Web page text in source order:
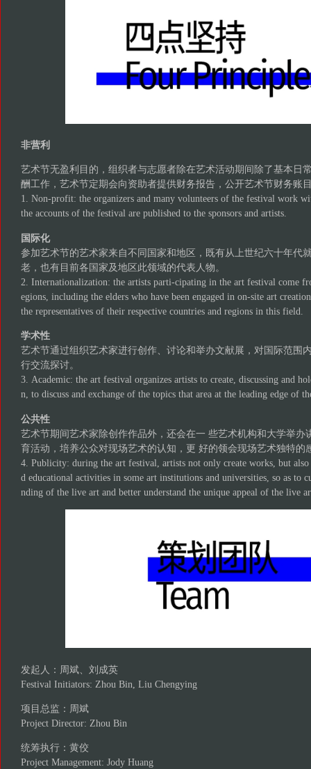
非营利
艺术节无盈利目的，组织者与志愿者除在艺术活动期间除了基本日
酬工作，艺术节定期会向资助者提供财务报告，公开艺术节财务账
1. Non-profit: the organizers and many volunteers of the festival work
the accounts of the festival are published to the sponsors and artists.
国际化
参加艺术节的艺术家来自不同国家和地区，既有从上世纪六十年代
老，也有目前各国家及地区此领域的代表人物。
2. Internationalization: the artists parti-cipating in the art festival come
egions, including the elders who have been engaged in on-site art
the representatives of their respective countries and regions in this field.
学术性
艺术节通过组织艺术家进行创作、讨论和举办文献展，对国际范围
行交流探讨。
3. Academic: the art festival organizes artists to create, discussing and
n, to discuss and exchange of the topics that area at the leading edge of
公共性
艺术节期间艺术家除创作作品外，还会在一 些艺术机构和大学举办
育活动，培养公众对现场艺术的认知，更 好的领会现场艺术独特的
4. Publicity: during the art festival, artists not only create works, but also
d educational activities in some art institutions and universities, so as to
nding of the live art and better understand the unique appeal of the live
发起人：周斌、刘成英
Festival Initiators: Zhou Bin, Liu Chengying
项目总监：周斌
Project Director: Zhou Bin
统筹执行：黄佼
Project Management: Jody Huang